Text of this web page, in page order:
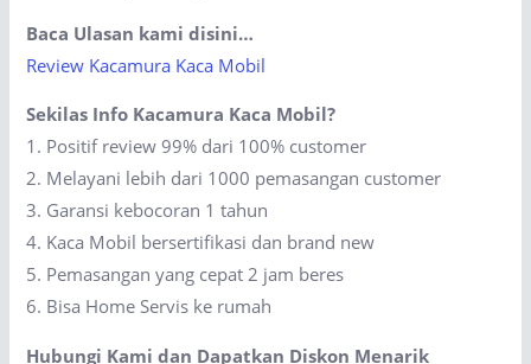
Baca Ulasan kami disini…
Review Kacamura Kaca Mobil
Sekilas Info Kacamura Kaca Mobil?
1. Positif review 99% dari 100% customer
2. Melayani lebih dari 1000 pemasangan customer
3. Garansi kebocoran 1 tahun
4. Kaca Mobil bersertifikasi dan brand new
5. Pemasangan yang cepat 2 jam beres
6. Bisa Home Servis ke rumah
Hubungi Kami dan Dapatkan Diskon Menarik